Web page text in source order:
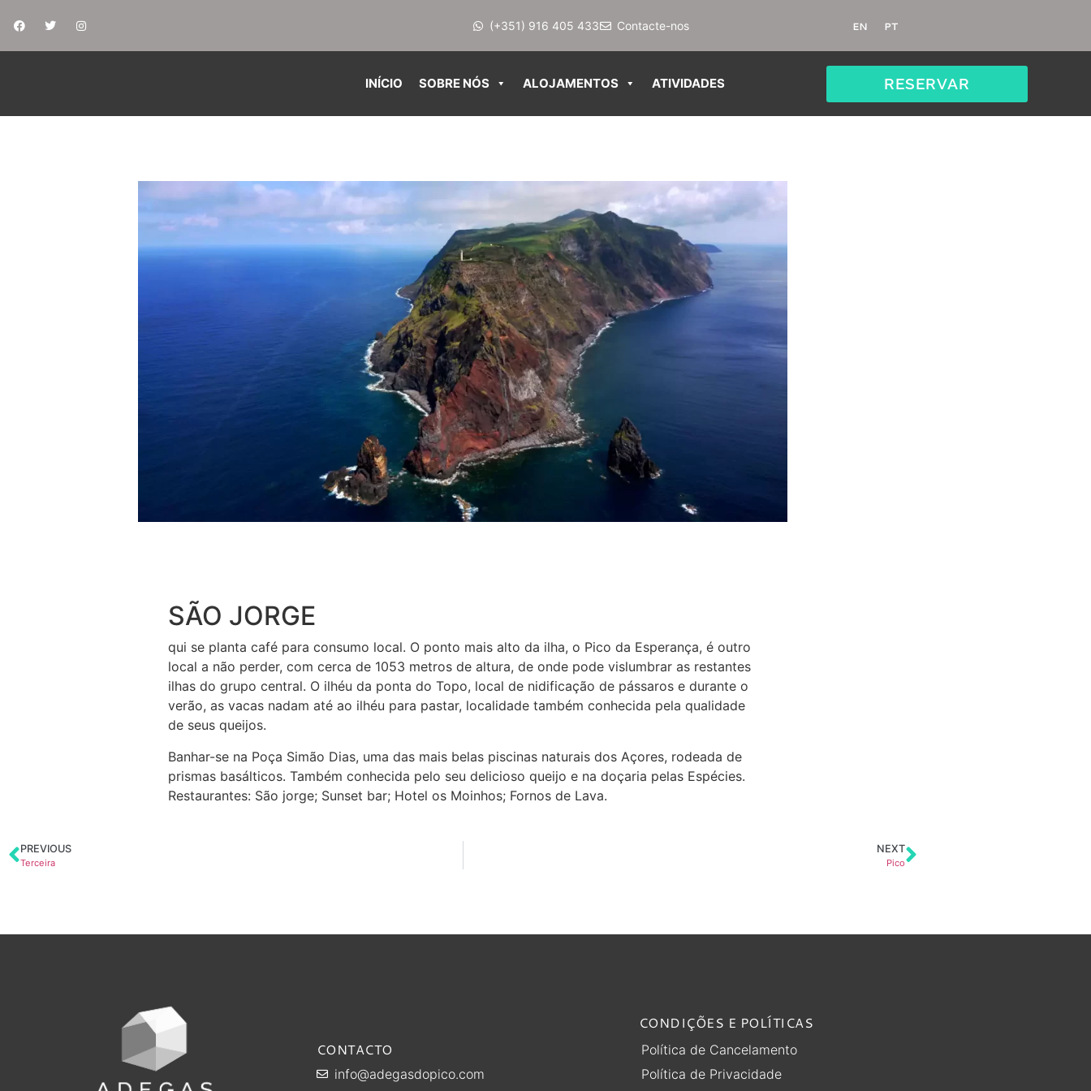
(+351) 916 405 433 Contacte-nos EN PT
INÍCIO SOBRE NÓS ALOJAMENTOS ATIVIDADES RESERVAR
SÃO JORGE
qui se planta café para consumo local. O ponto mais alto da ilha, o Pico da Esperança, é outro
local a não perder, com cerca de 1053 metros de altura, de onde pode vislumbrar as restantes
ilhas do grupo central. O ilhéu da ponta do Topo, local de nidificação de pássaros e durante o
verão, as vacas nadam até ao ilhéu para pastar, localidade também conhecida pela qualidade
de seus queijos.
Banhar-se na Poça Simão Dias, uma das mais belas piscinas naturais dos Açores, rodeada de
prismas basálticos. Também conhecida pelo seu delicioso queijo e na doçaria pelas Espécies.
Restaurantes: São jorge; Sunset bar; Hotel os Moinhos; Fornos de Lava.
PREVIOUS
Terceira
NEXT
Pico
CONTACTO
info@adegasdopico.com
CONDIÇÕES E POLÍTICAS
Política de Cancelamento
Política de Privacidade